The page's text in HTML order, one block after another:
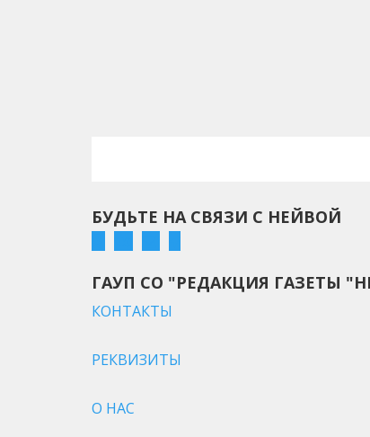
БУДЬТЕ НА СВЯЗИ С НЕЙВОЙ
ГАУП СО "РЕДАКЦИЯ ГАЗЕТЫ
КОНТАКТЫ
РЕКВИЗИТЫ
О НАС